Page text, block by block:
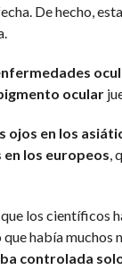
De hecho,
ocular
ojos en los
los europeos,
los científicos
que había
controlada